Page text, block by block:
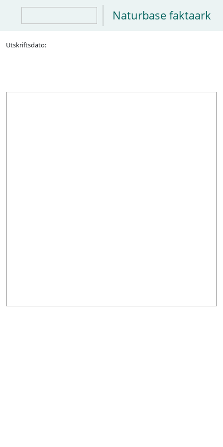
Naturbase faktaark
Utskriftsdato: